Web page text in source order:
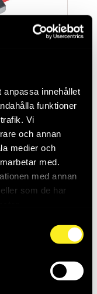
anpassa innehållet
funktioner
Vi
och annan
medier och
med.
med annan
som de har
986g Tecos